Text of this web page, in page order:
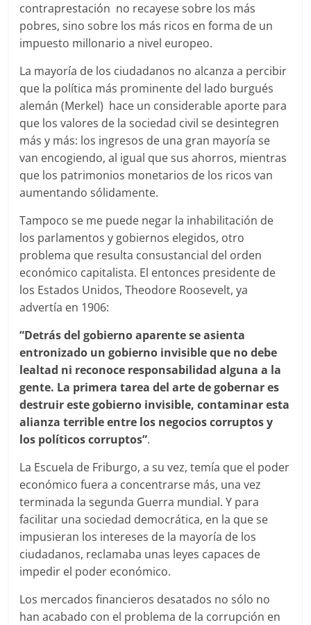
contraprestación no recayese sobre los más
pobres, sino sobre los más ricos en forma de un
impuesto millonario a nivel europeo.
La mayoría de los ciudadanos no alcanza a percibir
que la política más prominente del lado burgués
alemán (Merkel) hace un considerable aporte para
que los valores de la sociedad civil se desintegren
más y más: los ingresos de una gran mayoría se
van encogiendo, al igual que sus ahorros, mientras
que los patrimonios monetarios de los ricos van
aumentando sólidamente.
Tampoco se me puede negar la inhabilitación de
los parlamentos y gobiernos elegidos, otro
problema que resulta consustancial del orden
económico capitalista. El entonces presidente de
los Estados Unidos, Theodore Roosevelt, ya
advertía en 1906:
“Detrás del gobierno aparente se asienta
entronizado un gobierno invisible que no debe
lealtad ni reconoce responsabilidad alguna a la
gente. La primera tarea del arte de gobernar es
destruir este gobierno invisible, contaminar esta
alianza terrible entre los negocios corruptos y
los políticos corruptos”.
La Escuela de Friburgo, a su vez, temía que el poder
económico fuera a concentrarse más, una vez
terminada la segunda Guerra mundial. Y para
facilitar una sociedad democrática, en la que se
impusieran los intereses de la mayoría de los
ciudadanos, reclamaba unas leyes capaces de
impedir el poder económico.
Los mercados financieros desatados no sólo no
han acabado con el problema de la corrupción en